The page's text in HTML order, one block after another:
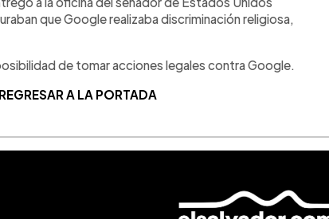
que Google realizaba discriminación religiosa,
de tomar acciones legales contra Google.
REGRESAR A LA PORTADA